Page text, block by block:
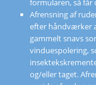
formularen, så får
Afrensning af
efter håndværker
gammelt snavs
vinduespolering,
og/eller taget.